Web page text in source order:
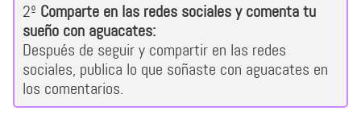
2º Comparte en las redes sociales y comenta tu
sueño con aguacates:
Después de seguir y compartir en las redes
sociales, publica lo que soñaste con aguacates en
los comentarios.